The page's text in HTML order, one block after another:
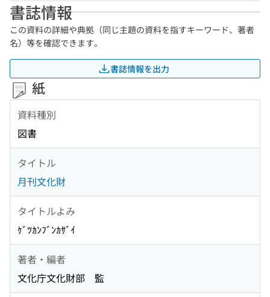
書誌情報
この資料の詳細や典拠（同じ主題の資料を指すキーワード、著者
名）等を確認できます。
書誌情報を出力
紙
資料種別
図書
タイトル
月刊文化財
タイトルよみ
ｹﾞﾂｶﾝﾌﾞﾝｶｻﾞｲ
著者・編者
文化庁文化財部 監